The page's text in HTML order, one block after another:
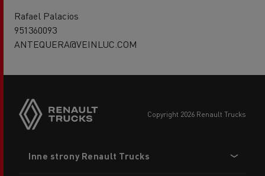
Rafael Palacios
951360093
ANTEQUERA@VEINLUC.COM
copyright 2026 Renault Trucks
menu
Inne strony Renault Trucks